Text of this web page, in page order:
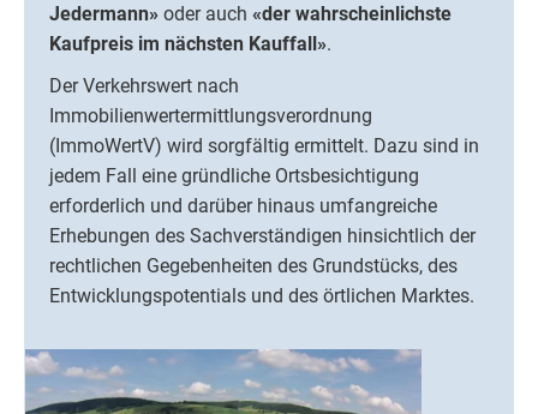
Jedermann» oder auch «der wahrscheinlichste
Kaufpreis im nächsten Kauffall».
Der Verkehrswert nach
Immobilienwertermittlungsverordnung
(ImmoWertV) wird sorgfältig ermittelt. Dazu sind in
jedem Fall eine gründliche Ortsbesichtigung
erforderlich und darüber hinaus umfangreiche
Erhebungen des Sachverständigen hinsichtlich der
rechtlichen Gegebenheiten des Grundstücks, des
Entwicklungspotentials und des örtlichen Marktes.